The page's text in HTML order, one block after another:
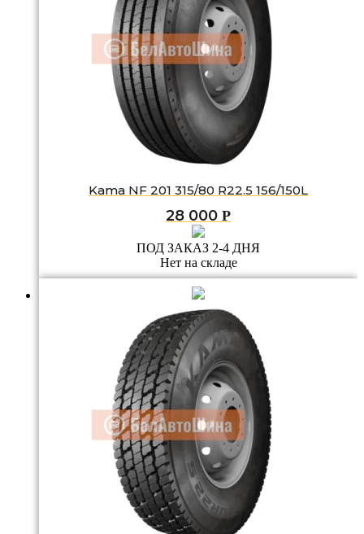
Kama NF 201 315/80 R22.5 156/150L
28 000 Р
ПОД ЗАКАЗ 2-4 ДНЯ
Нет на складе